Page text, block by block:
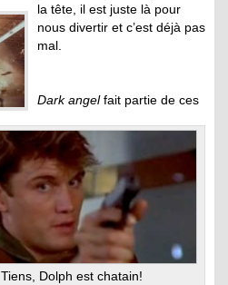
la tête, il est juste là pour
nous divertir et c’est déjà pas
mal.
Tiens, Dolph est chatain!
Dark angelfait partie de ces